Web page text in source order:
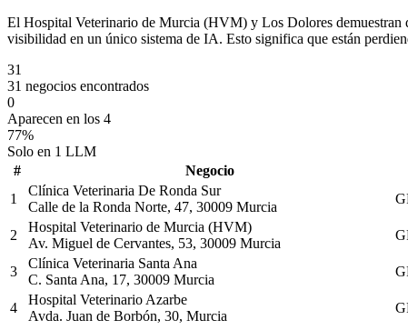
El Hospital Veterinario de Murcia (HVM) y Los Dolores demuestran
visibilidad en un único sistema de IA. Esto significa que están
31
31 negocios encontrados
0
Aparecen en los 4
77%
Solo en 1 LLM
#
Negocio
1
Clínica Veterinaria De Ronda Sur
Calle de la Ronda Norte, 47, 30009 Murcia
2
Hospital Veterinario de Murcia (HVM)
Av. Miguel de Cervantes, 53, 30009 Murcia
3
Clínica Veterinaria Santa Ana
C. Santa Ana, 17, 30009 Murcia
4
Hospital Veterinario Azarbe
Avda. Juan de Borbón, 30, Murcia